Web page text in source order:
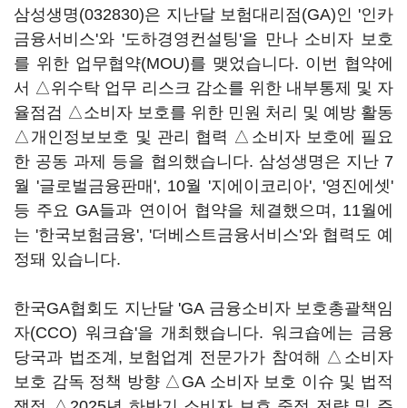
삼성생명(032830)은 지난달 보험대리점(GA)인 '인카
금융서비스'와 '도하경영컨설팅'을 만나 소비자 보호
를 위한 업무협약(MOU)를 맺었습니다. 이번 협약에
서 △위수탁 업무 리스크 감소를 위한 내부통제 및 자
율점검 △소비자 보호를 위한 민원 처리 및 예방 활동
△개인정보보호 및 관리 협력 △소비자 보호에 필요
한 공동 과제 등을 협의했습니다. 삼성생명은 지난 7
월 '글로벌금융판매', 10월 '지에이코리아', '영진에셋'
등 주요 GA들과 연이어 협약을 체결했으며, 11월에
는 '한국보험금융', '더베스트금융서비스'와 협력도 예
정돼 있습니다.
한국GA협회도 지난달 'GA 금융소비자 보호총괄책임
자(CCO) 워크숍'을 개최했습니다. 워크숍에는 금융
당국과 법조계, 보험업계 전문가가 참여해 △소비자
보호 감독 정책 방향 △GA 소비자 보호 이슈 및 법적